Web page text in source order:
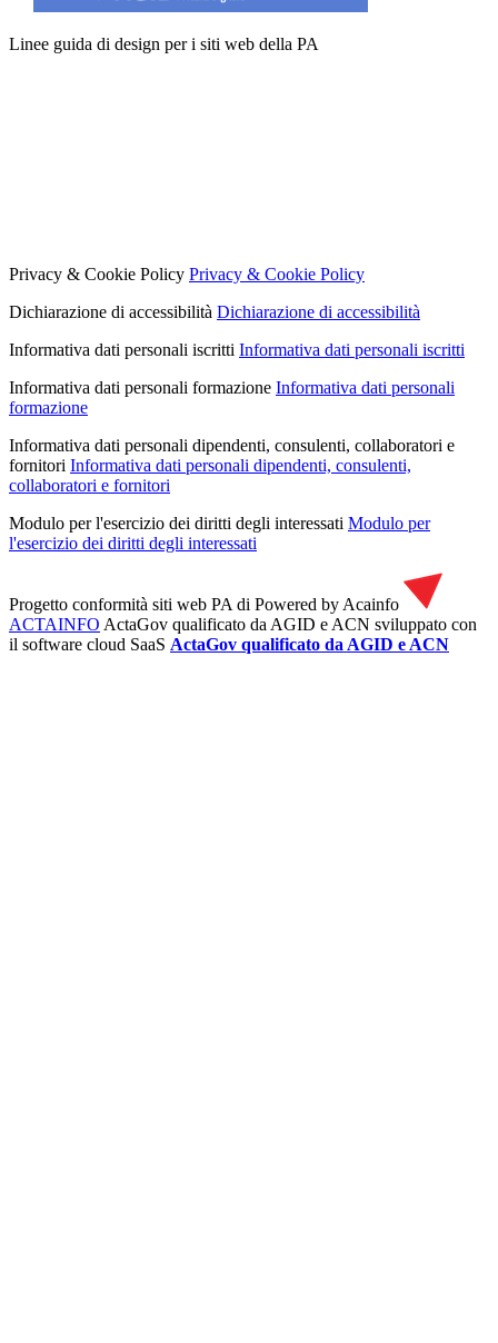
Linee guida di design per i siti web della PA
Privacy & Cookie Policy Privacy & Cookie Policy
Dichiarazione di accessibilità Dichiarazione di accessibilità
Informativa dati personali iscritti Informativa dati personali iscritti
Informativa dati personali formazione Informativa dati personali
formazione
Informativa dati personali dipendenti, consulenti, collaboratori e
fornitori Informativa dati personali dipendenti, consulenti,
collaboratori e fornitori
Modulo per l'esercizio dei diritti degli interessati Modulo per
l'esercizio dei diritti degli interessati
Progetto conformità siti web PA di Powered by Acainfo
ACTAINFO ActaGov qualificato da AGID e ACN sviluppato con
il software cloud SaaS ActaGov qualificato da AGID e ACN